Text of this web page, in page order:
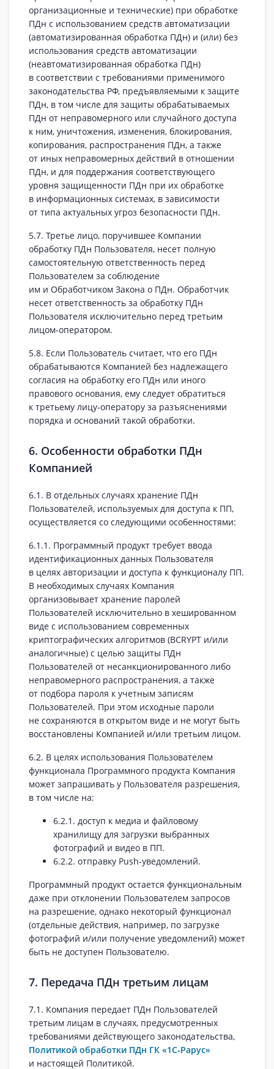
организационные и технические) при обработке
ПДн с использованием средств автоматизации
(автоматизированная обработка ПДн) и (или) без
использования средств автоматизации
(неавтоматизированная обработка ПДн)
в соответствии с требованиями применимого
законодательства РФ, предъявляемыми к защите
ПДн, в том числе для защиты обрабатываемых
ПДн от неправомерного или случайного доступа
к ним, уничтожения, изменения, блокирования,
копирования, распространения ПДн, а также
от иных неправомерных действий в отношении
ПДн, и для поддержания соответствующего
уровня защищенности ПДн при их обработке
в информационных системах, в зависимости
от типа актуальных угроз безопасности ПДн.
5.7. Третье лицо, поручившее Компании
обработку ПДн Пользователя, несет полную
самостоятельную ответственность перед
Пользователем за соблюдение
им и Обработчиком Закона о ПДн. Обработчик
несет ответственность за обработку ПДн
Пользователя исключительно перед третьим
лицом‑оператором.
5.8. Если Пользователь считает, что его ПДн
обрабатываются Компанией без надлежащего
согласия на обработку его ПДн или иного
правового основания, ему следует обратиться
к третьему лицу‑оператору за разъяснениями
порядка и оснований такой обработки.
6. Особенности обработки ПДн
Компанией
6.1. В отдельных случаях хранение ПДн
Пользователей, используемых для доступа к ПП,
осуществляется со следующими особенностями:
6.1.1. Программный продукт требует ввода
идентификационных данных Пользователя
в целях авторизации и доступа к функционалу ПП.
В необходимых случаях Компания
организовывает хранение паролей
Пользователей исключительно в хешированном
виде с использованием современных
криптографических алгоритмов (BCRYPT и/или
аналогичные) с целью защиты ПДн
Пользователей от несанкционированного либо
неправомерного распространения, а также
от подбора пароля к учетным записям
Пользователей. При этом исходные пароли
не сохраняются в открытом виде и не могут быть
восстановлены Компанией и/или третьим лицом.
6.2. В целях использования Пользователем
функционала Программного продукта Компания
может запрашивать у Пользователя разрешения,
в том числе на:
6.2.1. доступ к медиа и файловому
хранилищу для загрузки выбранных
фотографий и видео в ПП.
6.2.2. отправку Push‑уведомлений.
Программный продукт остается функциональным
даже при отклонении Пользователем запросов
на разрешение, однако некоторый функционал
(отдельные действия, например, по загрузке
фотографий и/или получение уведомлений) может
быть не доступен Пользователю.
7. Передача ПДн третьим лицам
7.1. Компания передает ПДн Пользователей
третьим лицам в случаях, предусмотренных
требованиями действующего законодательства,
Политикой обработки ПДн ГК «1С‑Рарус»
и настоящей Политикой.